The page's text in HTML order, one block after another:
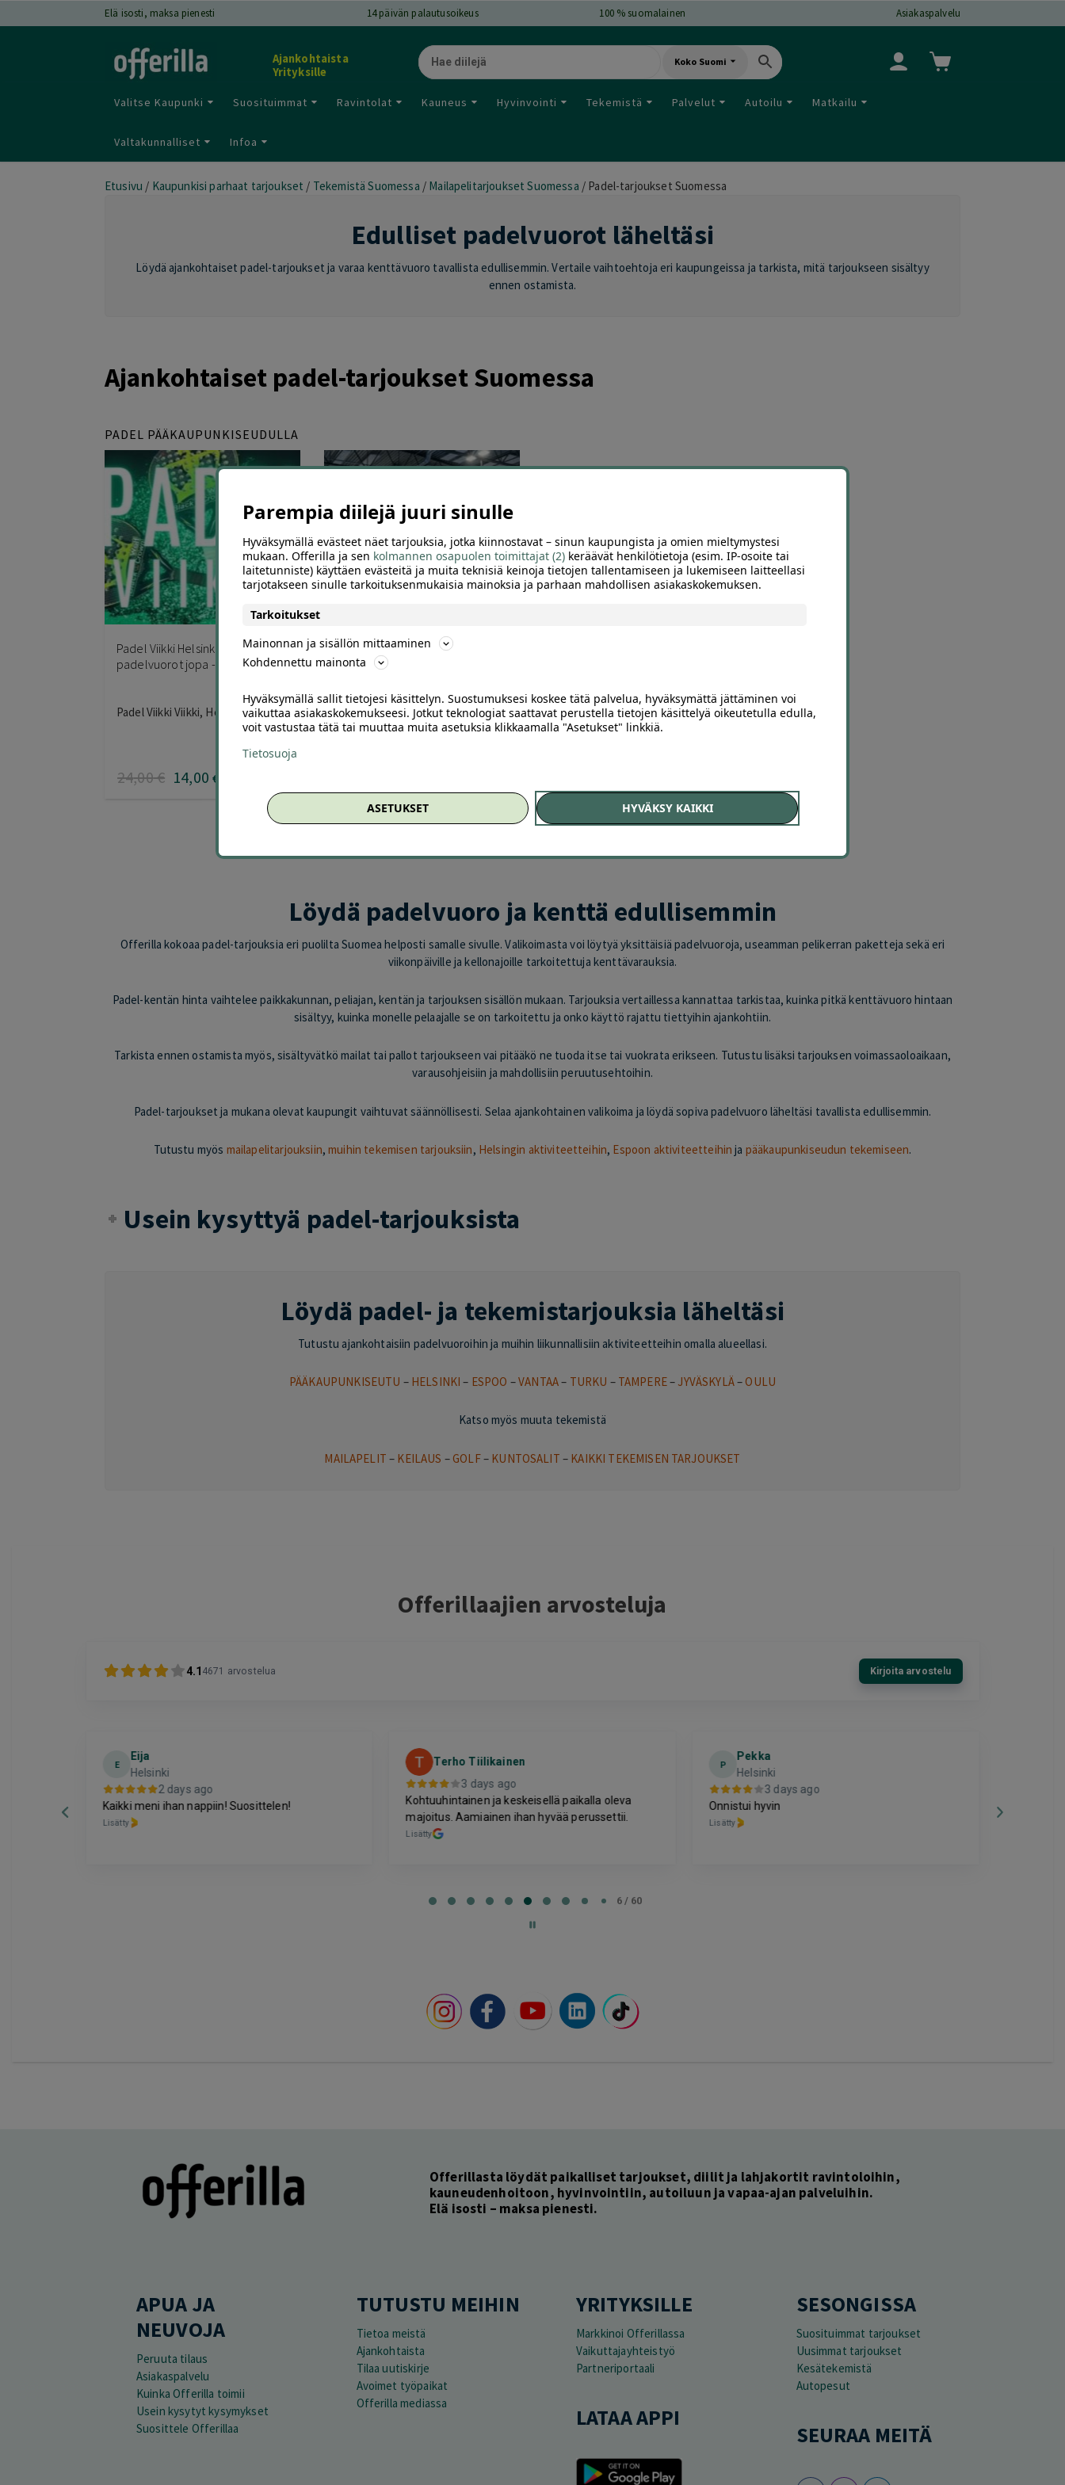
Elä isosti, maksa pienesti 14päivän palautusoikeus 100 % suomalainen Asiakaspalvelu
Ajankohtaista
Yrityksille
Koko Suomi
Valitse Kaupunki Suosituimmat Ravintolat Kauneus Hyvinvointi Tekemistä Palvelut Autoilu Matkailu
Valtakunnalliset Infoa
Etusivu / Kaupunkisi parhaat tarjoukset / Tekemistä Suomessa / Mailapelitarjoukset Suomessa / Padel-tarjoukset Suomessa
Edulliset padelvuorot läheltäsi
Löydä ajankohtaiset padel-tarjoukset ja varaa kenttävuoro tavallista edullisemmin. Vertaile vaihtoehtoja eri kaupungeissa ja tarkista, mitä tarjoukseen sisältyy
ennen ostamista.
Ajankohtaiset padel-tarjoukset Suomessa
PADEL PÄÄKAUPUNKISEUDULLA
35
Padel Viikki Helsinki –
padelvuorot jopa -50 %
Padel Viikki Viikki, Helsinki
24,00€ 14,00 €
Targa Arena – tunnin padelvuoro
Espoossa alk. 20 €
Targa Arena Ullanmäki, Espoo
Löydä padelvuoro ja kenttä edullisemmin
Offerilla kokoaa padel-tarjouksia eri puolilta Suomea helposti samalle sivulle. Valikoimasta voi löytyä yksittäisiä padelvuoroja, useamman pelikerran paketteja sekä eri
viikonpäiville ja kellonajoille tarkoitettuja kenttävarauksia.
Padel-kentän hinta vaihtelee paikkakunnan, peliajan, kentän ja tarjouksen sisällön mukaan. Tarjouksia vertaillessa kannattaa tarkistaa, kuinka pitkä kenttävuoro hintaan
sisältyy, kuinka monelle pelaajalle se on tarkoitettu ja onko käyttö rajattu tiettyihin ajankohtiin.
Tarkista ennen ostamista myös, sisältyvätkö mailat tai pallot tarjoukseen vai pitääkö ne tuoda itse tai vuokrata erikseen. Tutustu lisäksi tarjouksen voimassaoloaikaan,
varausohjeisiin ja mahdollisiin peruutusehtoihin.
Padel-tarjoukset ja mukana olevat kaupungit vaihtuvat säännöllisesti. Selaa ajankohtainen valikoima ja löydä sopiva padelvuoro läheltäsi tavallista edullisemmin.
Tutustu myös mailapelitarjouksiin,muihin tekemisen tarjouksiin, Helsingin aktiviteetteihin, Espoon aktiviteetteihin ja pääkaupunkiseudun tekemiseen.
Usein kysyttyä padel-tarjouksista
Löydä padel- ja tekemistarjouksia läheltäsi
Tutustu ajankohtaisiin padelvuoroihin ja muihin liikunnallisiin aktiviteetteihin omalla alueellasi.
PÄÄKAUPUNKISEUTU – HELSINKI – ESPOO –VANTAA– TURKU – TAMPERE– JYVÄSKYLÄ–OULU
Katso myös muuta tekemistä
MAILAPELIT – KEILAUS –GOLF– KUNTOSALIT – KAIKKI TEKEMISEN TARJOUKSET
Offerillaajien arvosteluja
4.1 4671 arvostelua Kirjoita arvostelu
E
Eija
Helsinki
2 days ago
Kaikki meni ihan nappiin! Suosittelen!
Lisätty
Terho Tiilikainen
3 days ago
Kohtuuhintainen ja keskeisellä paikalla oleva
majoitus. Aamiainen ihan hyvää perussettii.
Lisätty
P
Pekka
Helsinki
3 days ago
Onnistui hyvin
Lisätty
6 / 60
Offerillasta löydät paikalliset tarjoukset, diilit ja lahjakortit ravintoloihin,
kauneudenhoitoon, hyvinvointiin, autoiluun ja vapaa-ajan palveluihin.
Elä isosti – maksa pienesti.
APUA JA
NEUVOJA
Peruuta tilaus
Asiakaspalvelu
Kuinka Offerilla toimii
Usein kysytyt kysymykset
Suosittele Offerillaa
TUTUSTU MEIHIN
Tietoa meistä
Ajankohtaista
Tilaa uutiskirje
Avoimet työpaikat
Offerilla mediassa
YRITYKSILLE
Markkinoi Offerillassa
Vaikuttajayhteistyö
Partneriportaali
LATAA APPI
SESONGISSA
Suosituimmat tarjoukset
Uusimmat tarjoukset
Kesätekemistä
Autopesut
SEURAA MEITÄ
Parempia diilejä juuri sinulle
Hyväksymällä evästeet näet tarjouksia, jotka kiinnostavat – sinun kaupungista ja omien mieltymystesi
mukaan. Offerilla ja sen kolmannen osapuolen toimittajat (2) keräävät henkilötietoja (esim. IP-osoite tai
laitetunniste) käyttäen evästeitä ja muita teknisiä keinoja tietojen tallentamiseen ja lukemiseen laitteellasi
tarjotakseen sinulle tarkoituksenmukaisia mainoksia ja parhaan mahdollisen asiakaskokemuksen.
Tarkoitukset
Mainonnan ja sisällön mittaaminen
Kohdennettu mainonta
Hyväksymällä sallit tietojesi käsittelyn. Suostumuksesi koskee tätä palvelua, hyväksymättä jättäminen voi
vaikuttaa asiakaskokemukseesi. Jotkut teknologiat saattavat perustella tietojen käsittelyä oikeutetulla edulla,
voit vastustaa tätä tai muuttaa muita asetuksia klikkaamalla "Asetukset" linkkiä.
Tietosuoja
ASETUKSET HYVÄKSY KAIKKI